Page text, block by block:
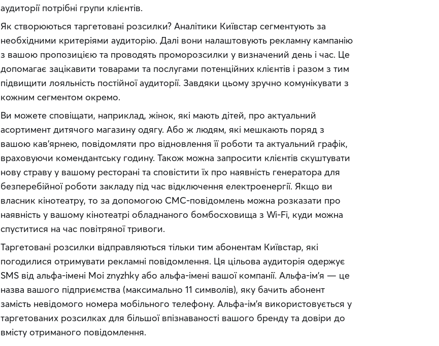
аудиторії потрібні групи клієнтів.
Як створюються таргетовані розсилки? Аналітики Київстар сегментують за
необхідними критеріями аудиторію. Далі вони налаштовують рекламну кампанію
з вашою пропозицією та проводять проморозсилки у визначений день і час. Це
допомагає зацікавити товарами та послугами потенційних клієнтів і разом з тим
підвищити лояльність постійної аудиторії. Завдяки цьому зручно комунікувати з
кожним сегментом окремо.
Ви можете сповіщати, наприклад, жінок, які мають дітей, про актуальний
асортимент дитячого магазину одягу. Або ж людям, які мешкають поряд з
вашою кав’ярнею, повідомляти про відновлення її роботи та актуальний графік,
враховуючи комендантську годину. Також можна запросити клієнтів скуштувати
нову страву у вашому ресторані та сповістити їх про наявність генератора для
безперебійної роботи закладу під час відключення електроенергії. Якщо ви
власник кінотеатру, то за допомогою СМС-повідомлень можна розказати про
наявність у вашому кінотеатрі обладнаного бомбосховища з Wi-Fi, куди можна
спуститися на час повітряної тривоги.
Таргетовані розсилки відправляються тільки тим абонентам Київстар, які
погодилися отримувати рекламні повідомлення. Ця цільова аудиторія одержує
SMS від альфа-імені Moi znyzhky або альфа-імені вашої компанії. Альфа-ім’я — це
назва вашого підприємства (максимально 11 символів), яку бачить абонент
замість невідомого номера мобільного телефону. Альфа-ім’я використовується у
таргетованих розсилках для більшої впізнаваності вашого бренду та довіри до
вмісту отриманого повідомлення.